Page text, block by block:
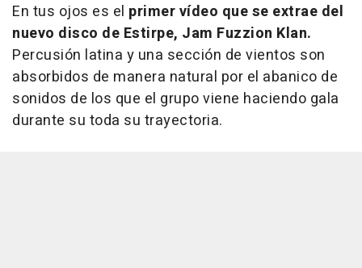
En tus ojos es el primer vídeo que se extrae del
nuevo disco de Estirpe, Jam Fuzzion Klan.
Percusión latina y una sección de vientos son
absorbidos de manera natural por el abanico de
sonidos de los que el grupo viene haciendo gala
durante su toda su trayectoria.